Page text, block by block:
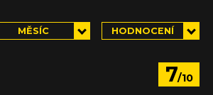
MĚSÍC HODNOCENÍ
7/10